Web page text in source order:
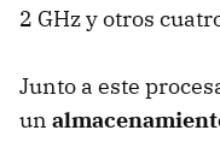
2 GHz y otros
Junto a este
un